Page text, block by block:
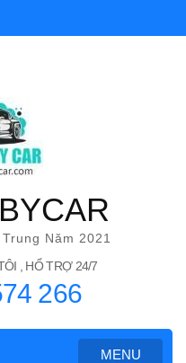
Năm 2021
, HỔ TRỢ 24/7
266
MENU